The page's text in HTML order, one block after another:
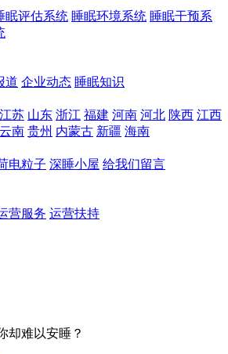
眠评估系统 睡眠环境系统 睡眠干预系
道 企业动态 睡眠知识
江苏 山东 浙江 福建 河南 河北 陕西 江西
云南 贵州 内蒙古 新疆 海南
电粒子 深睡小屋 给我们留言
营服务 运营扶持
却难以安睡？